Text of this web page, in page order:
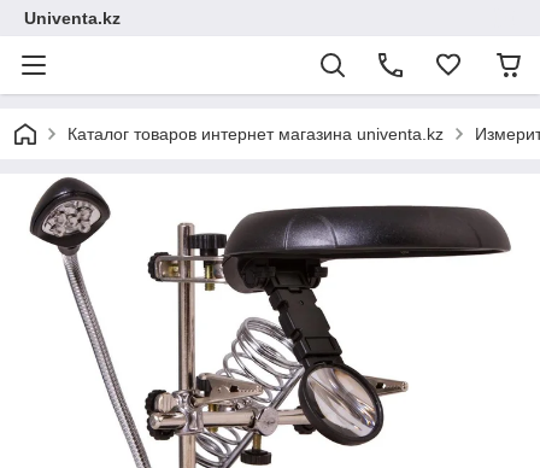
Univenta.kz
Каталог товаров интернет магазина univenta.kz